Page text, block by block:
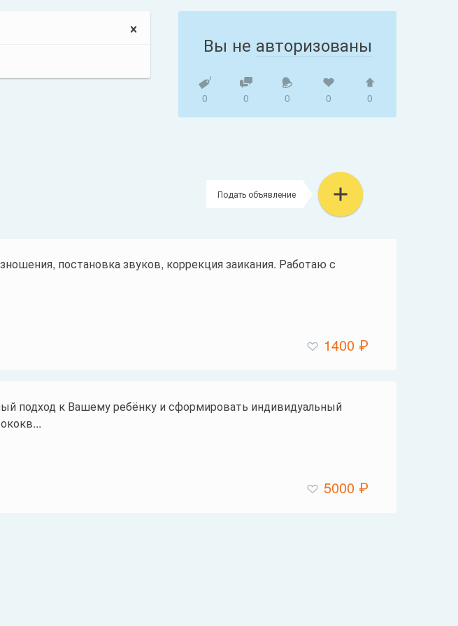
Вы не авторизованы
0 0 0 0 0
Подать объявление
постановка звуков, коррекция заикания. Работаю с
1400 ₽
подход к Вашему ребёнку и сформировать индивидуальный
5000 ₽